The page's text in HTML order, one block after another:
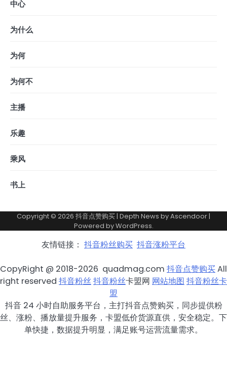
中心
为什么
为何
为何不
主播
乐趣
乘风
书上
Copyright © 2026 抖音点赞购买| Depth News byAscendoor|
Powered byWordPress.
友情链接： 抖音粉丝购买 抖音涨粉平台
CopyRight @ 2018-2026 quadmag.com 抖音点赞购买All
right reserved 抖音粉丝抖音粉丝卡盟网 网站地图 抖音粉丝卡
盟
抖音 24 小时自助服务平台，主打抖音点赞购买，同步提供粉
丝、涨粉、播放量提升服务，卡盟低价货源直供，安全稳定。下
单快捷，数据提升明显，满足账号运营流量需求。